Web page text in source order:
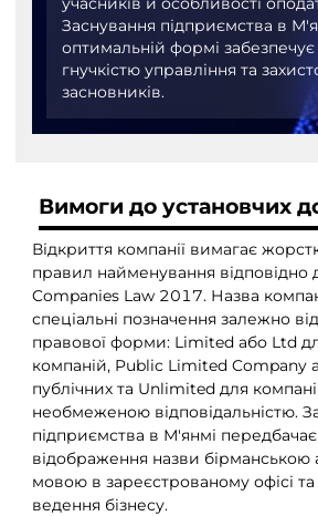
учасників й особливості
Заснування підприємства в
оптимальній формі
гнучкістю управління та
засновників.
Вимоги до установчих
Відкриття компанії вимагає
правил найменування відповідно
Companies Law 2017. Назва
спеціальні позначення залежно
правової форми: Limited або Ltd
компаній, Public Limited Company
публічних та Unlimited для
необмеженою відповідальністю.
підприємства в М'янмі
відображення назви бірманською
мовою в зареєстрованому офісі та
ведення бізнесу.